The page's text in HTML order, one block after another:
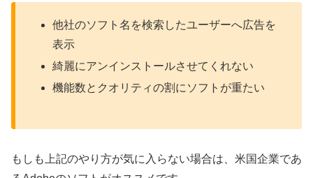
他社のソフト名を検索したユーザーへ広告を
表示
綺麗にアンインストールさせてくれない
機能数とクオリティの割にソフトが重たい
もしも上記のやり方が気に入らない場合は、米国企業であ